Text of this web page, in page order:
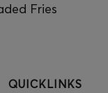
Fries
QUICKLINKS